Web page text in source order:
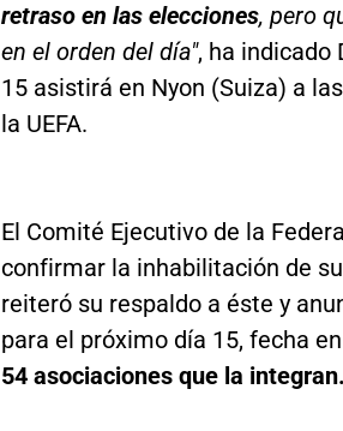
retraso en las elecciones, pero
en el orden del día", ha indicado
15 asistirá en Nyon (Suiza) a
la UEFA.
El Comité Ejecutivo de la
confirmar la inhabilitación de
reiteró su respaldo a éste y
para el próximo día 15, fecha
54 asociaciones que la integran.